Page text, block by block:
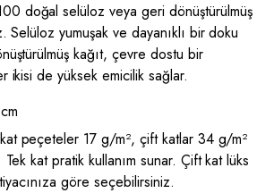
doğal selüloz veya geri dönüştürülmüş
Selüloz yumuşak ve dayanıklı bir doku
kağıt, çevre dostu bir
ikisi de yüksek emicilik sağlar.
peçeteler 17 g/m², çift katlar 34 g/m²
Tek kat pratik kullanım sunar. Çift kat lüks
göre seçebilirsiniz.